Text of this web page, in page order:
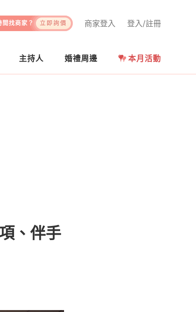
登入/註冊
商家登入
間找商家？ 立即詢價
主持人 婚禮周邊 本月活動
、伴手